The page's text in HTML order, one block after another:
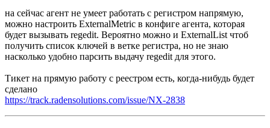
на сейчас агент не умеет работать с регистром напрямую,
можно настроить ExternalMetric в конфиге агента, которая
будет вызывать regedit. Вероятно можно и ExternalList чтоб
получить список ключей в ветке регистра, но не знаю
насколько удобно парсить выдачу regedit для этого.
Тикет на прямую работу с реестром есть, когда-нибудь будет
сделано
https://track.radensolutions.com/issue/NX-2838